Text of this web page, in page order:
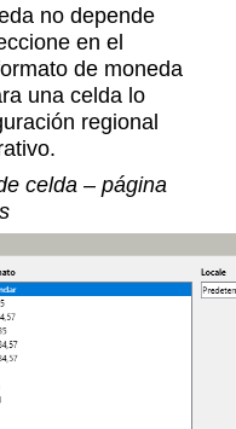
no depende
en el
de moneda
una celda lo
regional
celda – página